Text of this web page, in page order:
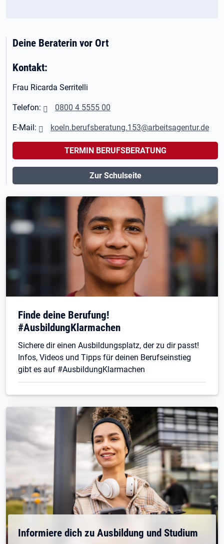
Deine Beraterin vor Ort
Kontakt:
Frau Ricarda Serritelli
Telefon: 0800 4 5555 00
E-Mail: koeln.berufsberatung.153@arbeitsagentur.de
TERMIN BERUFSBERATUNG
Zur Schulseite
Finde deine Berufung!
#AusbildungKlarmachen
Sichere dir einen Ausbildungsplatz, der zu dir passt!
Infos, Videos und Tipps für deinen Berufseinstieg
gibt es auf #AusbildungKlarmachen
Informiere dich zu Ausbildung und Studium